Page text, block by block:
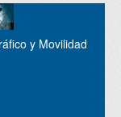
y Movilidad